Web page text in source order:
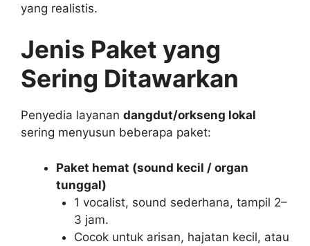
yang realistis.
Jenis Paket yang
Sering Ditawarkan
Penyedia layanan dangdut/orkseng lokal
sering menyusun beberapa paket:
Paket hemat (sound kecil / organ
tunggal)
1 vocalist, sound sederhana, tampil 2–
3 jam.
Cocok untuk arisan, hajatan kecil, atau